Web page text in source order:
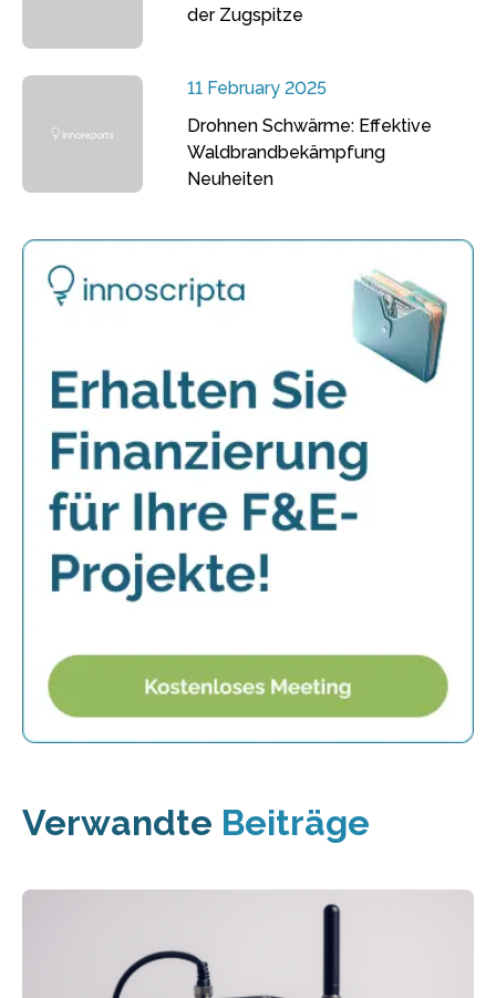
der Zugspitze
11 February 2025
Drohnen Schwärme: Effektive
Waldbrandbekämpfung
Neuheiten
Verwandte Beiträge